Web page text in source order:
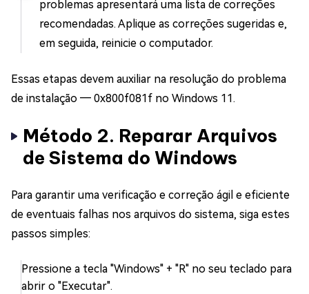
problemas apresentará uma lista de correções
recomendadas. Aplique as correções sugeridas e,
em seguida, reinicie o computador.
Essas etapas devem auxiliar na resolução do problema
de instalação ― 0x800f081f no Windows 11.
Método 2. Reparar Arquivos
de Sistema do Windows
Para garantir uma verificação e correção ágil e eficiente
de eventuais falhas nos arquivos do sistema, siga estes
passos simples:
Pressione a tecla "Windows" + "R" no seu teclado para
abrir o "Executar".